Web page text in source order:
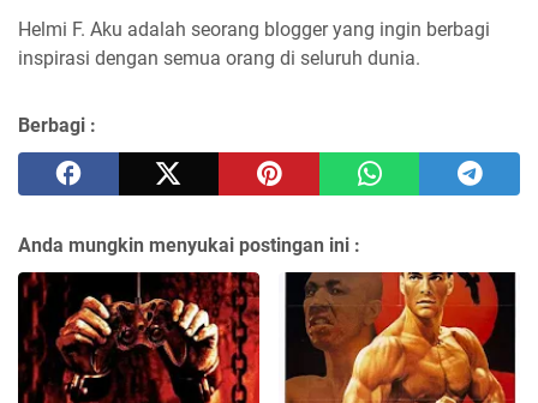
Helmi F. Aku adalah seorang blogger yang ingin berbagi
inspirasi dengan semua orang di seluruh dunia.
Berbagi :
Anda mungkin menyukai postingan ini :